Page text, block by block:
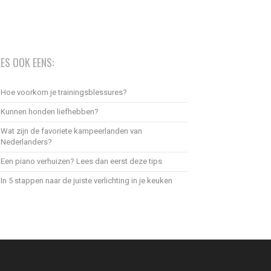
OOK EENS:
Hoe voorkom je trainingsblessures?
Kunnen honden liefhebben?
Wat zijn de favoriete kampeerlanden van
Nederlanders?
Een piano verhuizen? Lees dan eerst deze tips
In 5 stappen naar de juiste verlichting in je keuken